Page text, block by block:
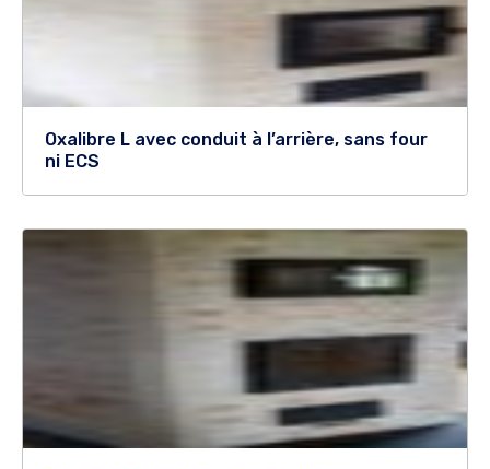
Oxalibre L avec conduit à l’arrière, sans four
ni ECS